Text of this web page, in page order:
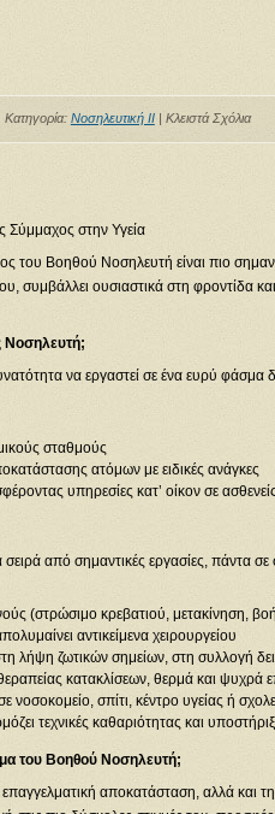
Κατηγορία: Νοσηλευτική ΙΙ| Κλειστά Σχόλια
στην Υγεία
του Βοηθού Νοσηλευτή είναι πιο
του, συμβάλλει ουσιαστικά στη
Νοσηλευτή;
να εργαστεί σε ένα ευρύ
σταθμούς
ατόμων με ειδικές ανάγκες
υπηρεσίες κατ’ οίκον σε
από σημαντικές εργασίες, πάντα σε
(στρώσιμο κρεβατιού, μετακίνηση,
αντικείμενα χειρουργείου
λήψη ζωτικών σημείων, στη συλλογή
κατακλίσεων, θερμά και ψυχρά
νοσοκομείο, σπίτι, κέντρο υγείας ή
τεχνικές καθαριότητας και
του Βοηθού Νοσηλευτή;
επαγγελματική αποκατάσταση, αλλά